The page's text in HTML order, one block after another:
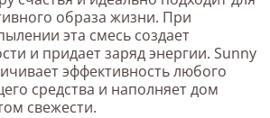
образа жизни. При
эта смесь создает
и придает заряд энергии. Sunny
эффективность любого
средства и наполняет дом
свежести.